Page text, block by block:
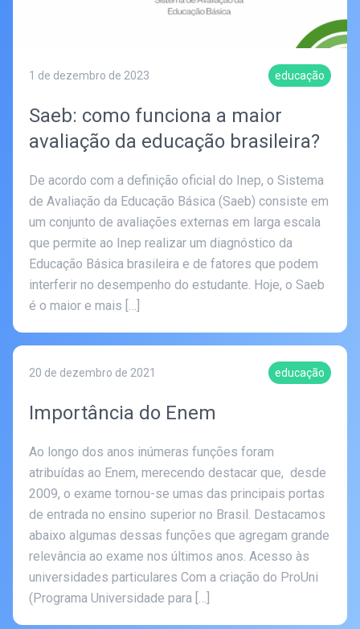
1 de dezembro de 2023 educação
Saeb: como funciona a maior
avaliação da educação brasileira?
De acordo com a definição oficial do Inep, o Sistema
de Avaliação da Educação Básica (Saeb) consiste em
um conjunto de avaliações externas em larga escala
que permite ao Inep realizar um diagnóstico da
Educação Básica brasileira e de fatores que podem
interferir no desempenho do estudante. Hoje, o Saeb
é o maior e mais […]
20 de dezembro de 2021 educação
Importância do Enem
Ao longo dos anos inúmeras funções foram
atribuídas ao Enem, merecendo destacar que, desde
2009, o exame tornou-se umas das principais portas
de entrada no ensino superior no Brasil. Destacamos
abaixo algumas dessas funções que agregam grande
relevância ao exame nos últimos anos. Acesso às
universidades particulares Com a criação do ProUni
(Programa Universidade para […]